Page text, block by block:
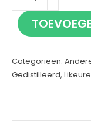
70cl
aantal
Categorieën:
Gedistilleerd,